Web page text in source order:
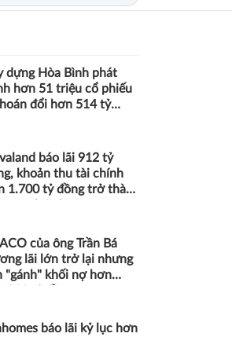
dựng Hòa Bình phát
hơn 51 triệu cổ phiếu
đổi hơn 514 tỷ
báo lãi 912 tỷ
khoản thu tài chính
1.700 tỷ đồng trở thành
của ông Trần Bá
lãi lớn trở lại nhưng
"gánh" khối nợ hơn
báo lãi kỷ lục hơn